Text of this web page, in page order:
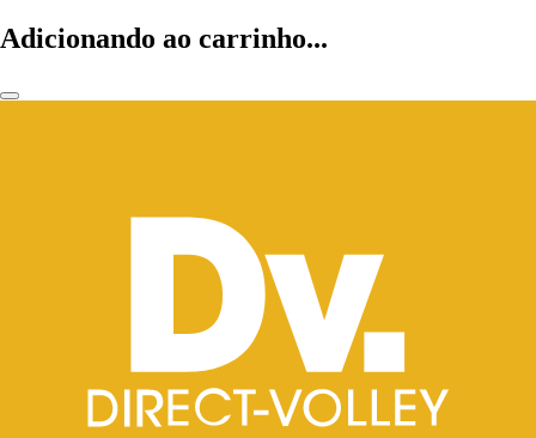
Adicionando ao carrinho...